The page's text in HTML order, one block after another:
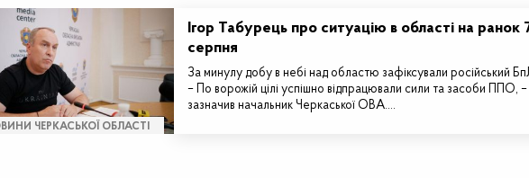
ЧЕРКАСЬКОЇ ОБЛАСТІ
Ігор Табурець про ситуацію в області на ранок
серпня
За минулу добу в небі над областю зафіксували російський
– По ворожій цілі успішно відпрацювали сили та засоби ППО, –
зазначив начальник Черкаської ОВА.…